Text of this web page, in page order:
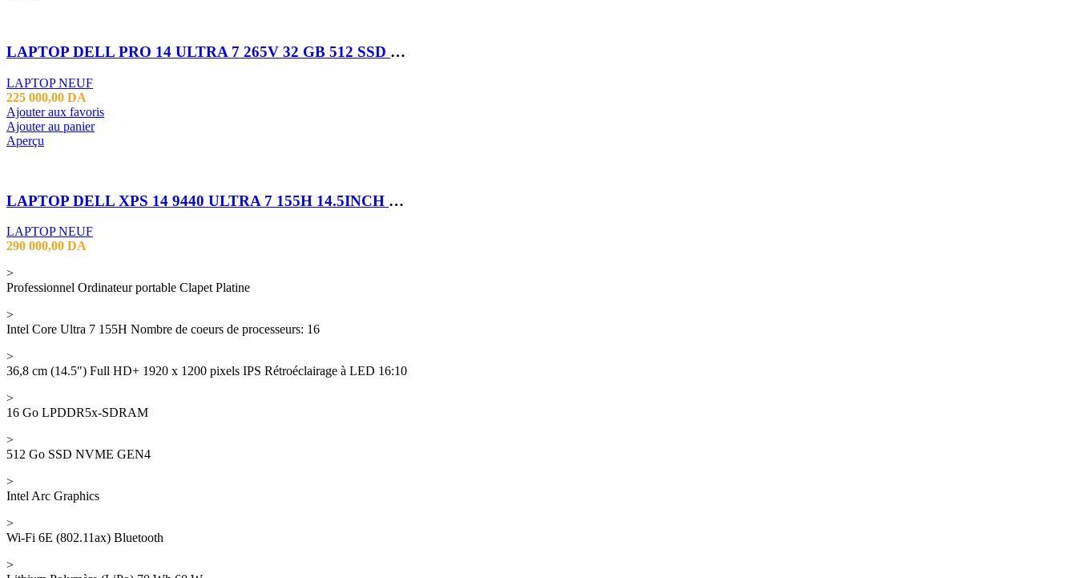
LAPTOP DELL PRO 14 ULTRA 7 265V 32 GB 512 SSD 14 FHD
LAPTOP NEUF
225 000,00 DA
Ajouter aux favoris
Ajouter au panier
Aperçu
LAPTOP DELL XPS 14 9440 ULTRA 7 155H 14.5INCH FHD+ 16GB 512GB SSD 6 CELL WLAN BACKLIT KB W11P 1YPS
LAPTOP NEUF
290 000,00 DA
>
Professionnel Ordinateur portable Clapet Platine
>
Intel Core Ultra 7 155H Nombre de coeurs de processeurs: 16
>
36,8 cm (14.5") Full HD+ 1920 x 1200 pixels IPS Rétroéclairage à LED 16:10
>
16 Go LPDDR5x-SDRAM
>
512 Go SSD NVME GEN4
>
Intel Arc Graphics
>
Wi-Fi 6E (802.11ax) Bluetooth
>